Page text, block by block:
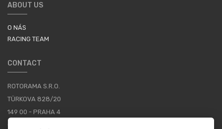
ABOUT US
O NÁS
RACING TEAM
CONTACT
ROTORAMA S.R.O.
TÜRKOVA 828/20
149 00 - PRAHA 4